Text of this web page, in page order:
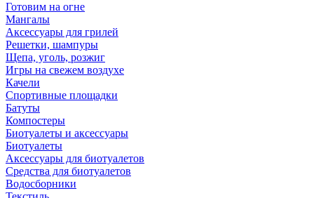
Готовим на огне
Мангалы
Аксессуары для грилей
Решетки, шампуры
Щепа, уголь, розжиг
Игры на свежем воздухе
Качели
Спортивные площадки
Батуты
Компостеры
Биотуалеты и аксессуары
Биотуалеты
Аксессуары для биотуалетов
Средства для биотуалетов
Водосборники